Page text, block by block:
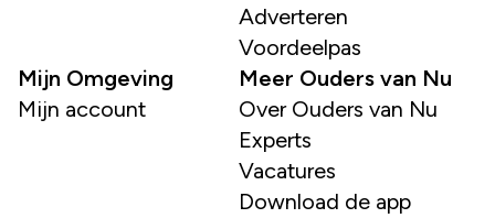
Adverteren
Voordeelpas
Mijn Omgeving
Mijn account
Meer Ouders van Nu
Over Ouders van Nu
Experts
Vacatures
Download de app